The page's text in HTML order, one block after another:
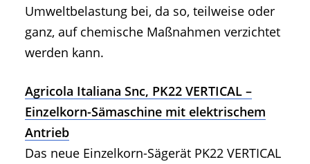
Umweltbelastung bei, da so, teilweise oder
ganz, auf chemische Maßnahmen verzichtet
werden kann.
Agricola Italiana Snc, PK22 VERTICAL –
Einzelkorn-Sämaschine mit elektrischem
Antrieb
Das neue Einzelkorn-Sägerät PK22 VERTICAL